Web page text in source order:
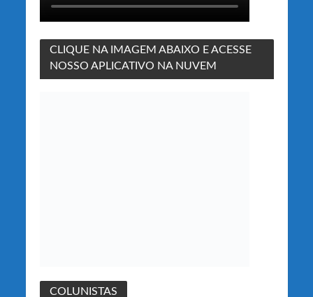
CLIQUE NA IMAGEM ABAIXO E ACESSE
NOSSO APLICATIVO NA NUVEM
COLUNISTAS